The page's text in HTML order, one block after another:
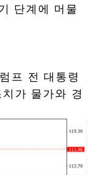
단계에 머물
프 전 대통령
가 물가와 경